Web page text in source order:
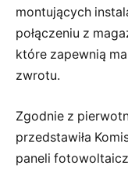
montujących
połączeniu z
które zapewnią
zwrotu.
Zgodnie z
przedstawiła
paneli